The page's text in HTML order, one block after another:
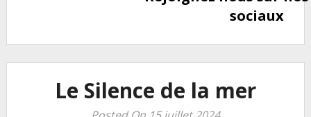
sociaux
Le Silence de la mer